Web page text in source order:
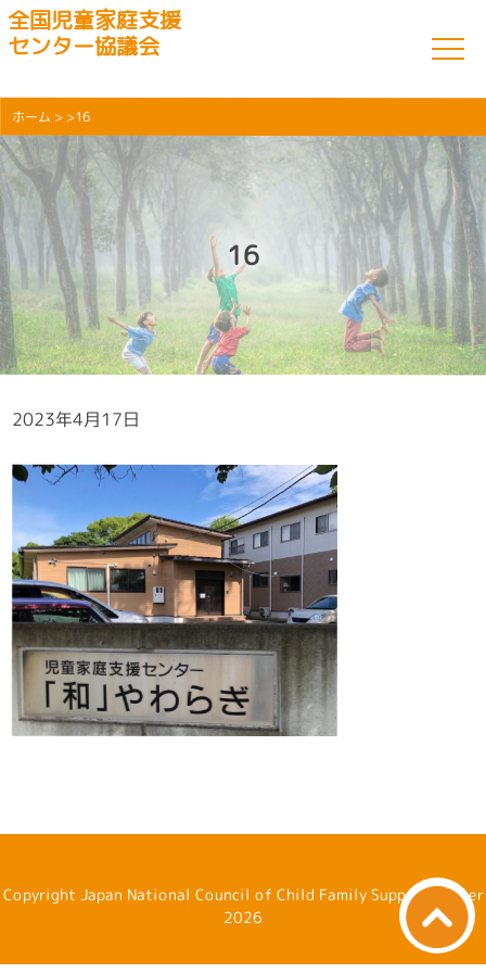
全国児童家庭支援
センター協議会
ホーム > >16
16
2023年4月17日
Copyright Japan National Council of Child Family Support Center
2026